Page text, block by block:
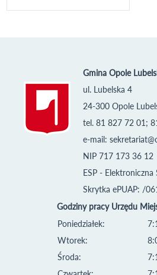
Gmina Opole
ul. Lubelska 4
24-300 Opole
tel. 81 827 72 01;
e-mail:
NIP 717 173 36 12
ESP -
Skrytka ePUAP: /
Godziny pracy Urzędu
Poniedziałek:
Wtorek:
Środa: